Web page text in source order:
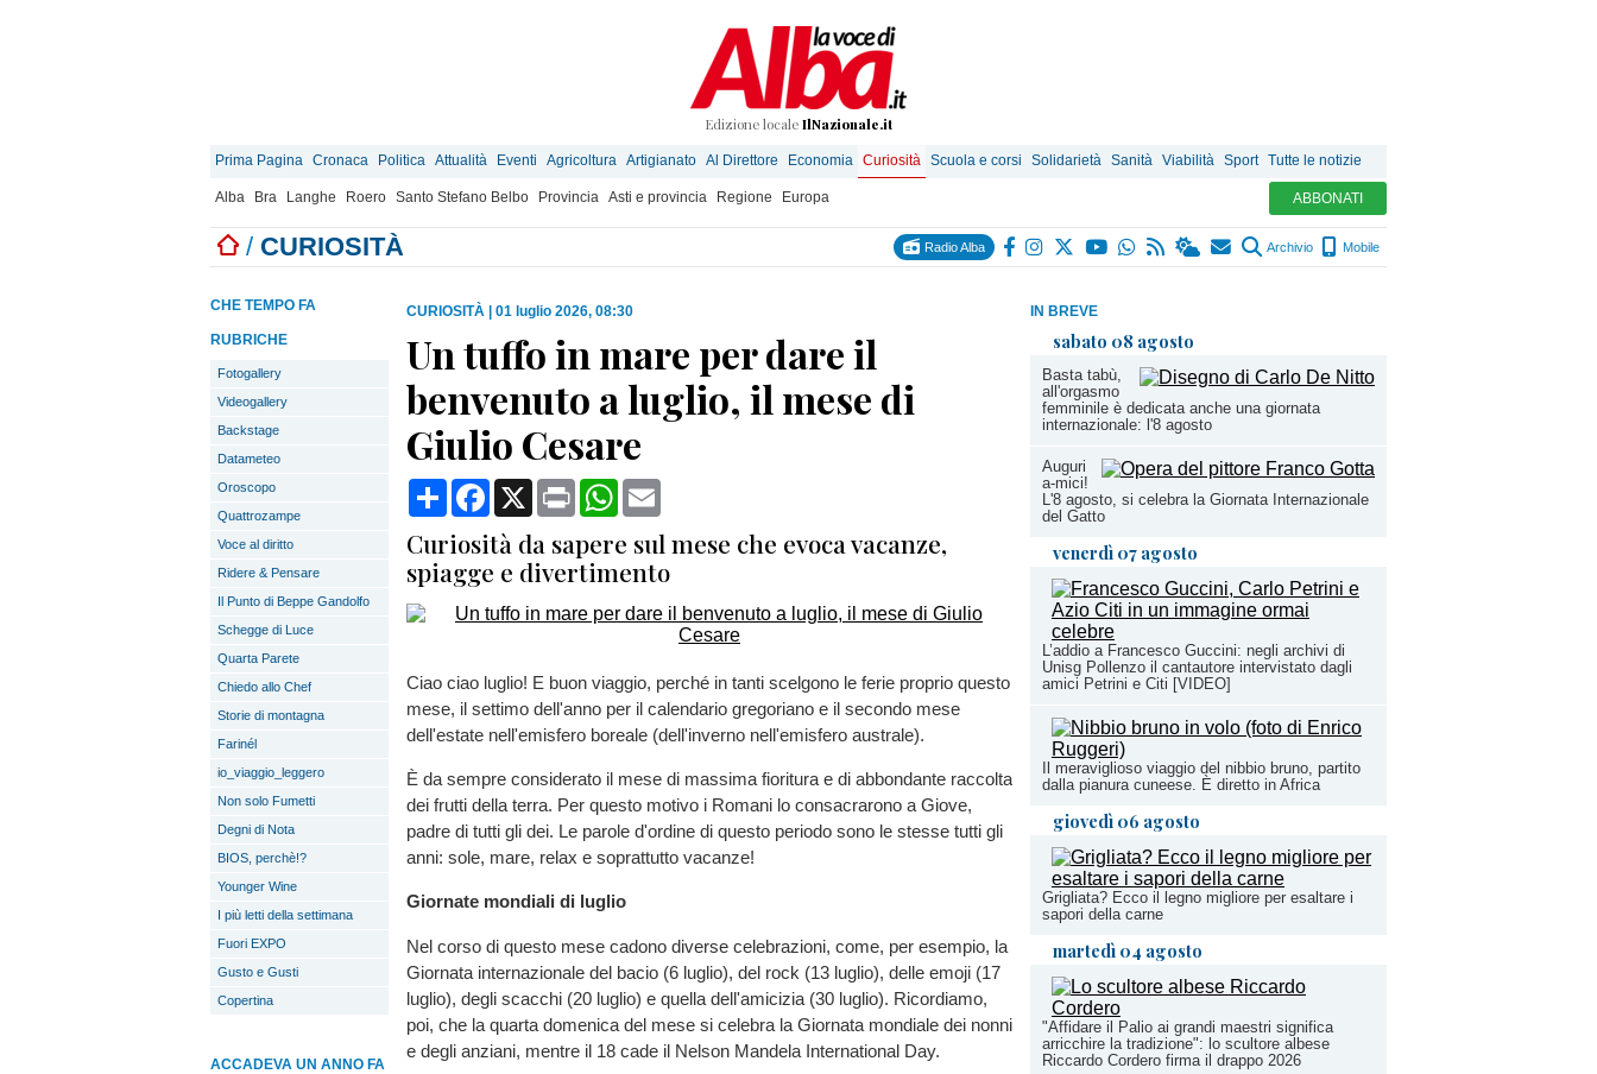
Edizione locale IlNazionale.it
Prima Pagina Cronaca Politica Attualità Eventi Agricoltura Artigianato Al Direttore Economia Curiosità Scuola e corsi Solidarietà Sanità Viabilità Sport Tutte le notizie
Alba Bra Langhe Roero Santo Stefano Belbo Provincia Asti e provincia Regione Europa ABBONATI
/ CURIOSITÀ Radio Alba Archivio Mobile
IN BREVE
sabato 08 agosto
Basta tabù,
all'orgasmo
femminile è dedicata anche una giornata
internazionale: l'8 agosto
Auguri
a-mici!
L'8 agosto, si celebra la Giornata Internazionale
del Gatto
venerdì 07 agosto
L’addio a Francesco Guccini: negli archivi di
Unisg Pollenzo il cantautore intervistato dagli
amici Petrini e Citi [VIDEO]
Il meraviglioso viaggio del nibbio bruno, partito
dalla pianura cuneese. È diretto in Africa
giovedì 06 agosto
Grigliata? Ecco il legno migliore per esaltare i
sapori della carne
martedì 04 agosto
"Affidare il Palio ai grandi maestri significa
arricchire la tradizione": lo scultore albese
Riccardo Cordero firma il drappo 2026
CHE TEMPO FA
RUBRICHE
Fotogallery
Videogallery
Backstage
Datameteo
Oroscopo
Quattrozampe
Voce al diritto
Ridere & Pensare
Il Punto di Beppe Gandolfo
Schegge di Luce
Quarta Parete
Chiedo allo Chef
Storie di montagna
Farinél
io_viaggio_leggero
Non solo Fumetti
Degni di Nota
BIOS, perchè!?
Younger Wine
I più letti della settimana
Fuori EXPO
Gusto e Gusti
Copertina
ACCADEVA UN ANNO FA
CURIOSITÀ 01 luglio 2026, 08:30
Un tuffo in mare per dare il
benvenuto a luglio, il mese di
Giulio Cesare
CondividiFacebook
X Print WhatsApp
Curiosità da sapere sul mese che evoca vacanze,
spiagge e divertimento
Ciao ciao luglio! E buon viaggio, perché in tanti scelgono le ferie proprio questo
mese, il settimo dell'anno per il calendario gregoriano e il secondo mese
dell'estate nell'emisfero boreale (dell'inverno nell'emisfero australe).
È da sempre considerato il mese di massima fioritura e di abbondante raccolta
dei frutti della terra. Per questo motivo i Romani lo consacrarono a Giove,
padre di tutti gli dei. Le parole d'ordine di questo periodo sono le stesse tutti gli
anni: sole, mare, relax e soprattutto vacanze!
Giornate mondiali di luglio
Nel corso di questo mese cadono diverse celebrazioni, come, per esempio, la
Giornata internazionale del bacio (6 luglio), del rock (13 luglio), delle emoji (17
luglio), degli scacchi (20 luglio) e quella dell'amicizia (30 luglio). Ricordiamo,
poi, che la quarta domenica del mese si celebra la Giornata mondiale dei nonni
e degli anziani, mentre il 18 cade il Nelson Mandela International Day.